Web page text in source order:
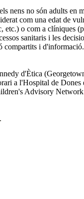
nens no són adults en
com una edat de
etc.) o com a clíniques
sanitaris i les
i
d'Ètica
a l'Hospital de
Advisory Network
.